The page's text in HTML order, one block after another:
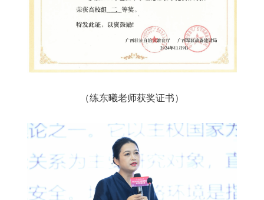
（练东曦老师获奖证书）